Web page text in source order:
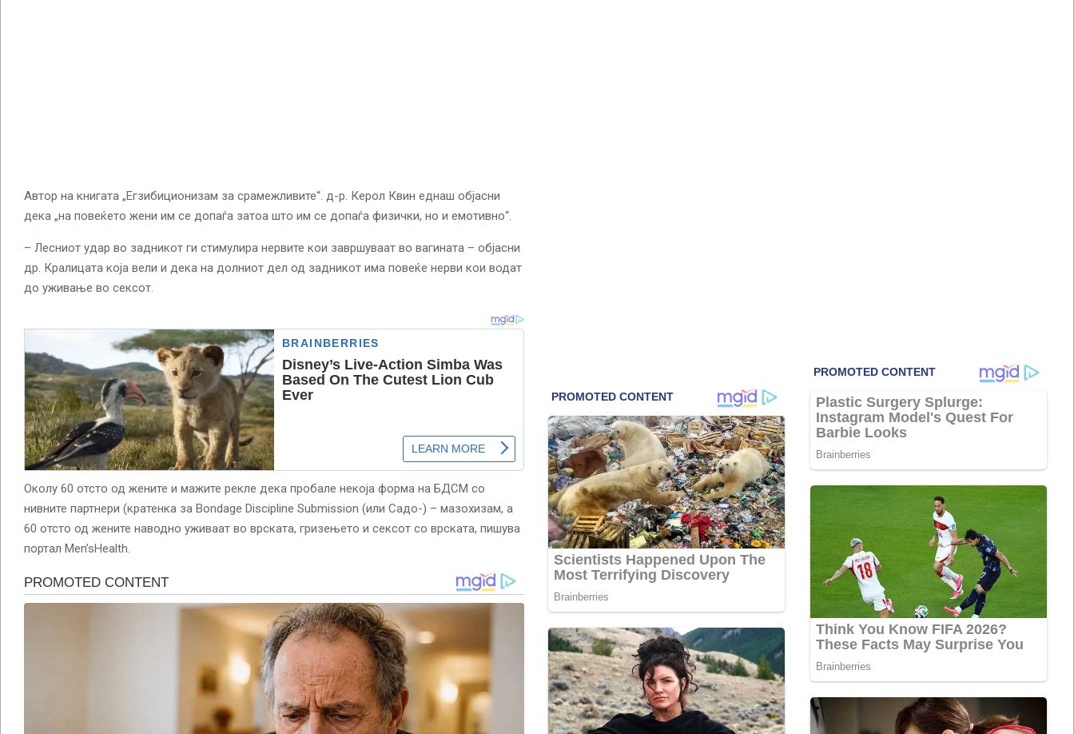
Автор на книгата „Егзибиционизам за срамежливите“. д-р. Керол Квин еднаш објасни
дека „на повеќето жени им се допаѓа затоа што им се допаѓа физички, но и емотивно“.
– Лесниот удар во задникот ги стимулира нервите кои завршуваат во вагината – објасни
др. Кралицата која вели и дека на долниот дел од задникот има повеќе нерви кои водат
до уживање во сексот.
Околу 60 отсто од жените и мажите рекле дека пробале некоја форма на БДСМ со
нивните партнери (кратенка за Bondage Discipline Submission (или Садо-) – мазохизам, а
60 отсто од жените наводно уживаат во врската, гризењето и сексот со врската, пишува
портал Men’sHealth.